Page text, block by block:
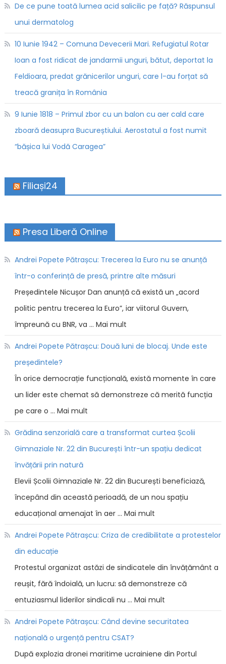
De ce pune toată lumea acid salicilic pe față? Răspunsul
unui dermatolog
10 Iunie 1942 – Comuna Devecerii Mari. Refugiatul Rotar
Ioan a fost ridicat de jandarmii unguri, bătut, deportat la
Feldioara, predat grănicerilor unguri, care l-au forțat să
treacă granița în România
9 Iunie 1818 – Primul zbor cu un balon cu aer cald care
zboară deasupra Bucureștiului. Aerostatul a fost numit
“bășica lui Vodă Caragea”
Filiași24
Presa Liberă Online
Andrei Popete Pătrașcu: Trecerea la Euro nu se anunță
într-o conferință de presă, printre alte măsuri
Președintele Nicușor Dan anunță că există un „acord
politic pentru trecerea la Euro”, iar viitorul Guvern,
împreună cu BNR, va … Mai mult
Andrei Popete Pătrașcu: Două luni de blocaj. Unde este
președintele?
În orice democrație funcțională, există momente în care
un lider este chemat să demonstreze că merită funcția
pe care o … Mai mult
Grădina senzorială care a transformat curtea Școlii
Gimnaziale Nr. 22 din București într-un spațiu dedicat
învățării prin natură
Elevii Școlii Gimnaziale Nr. 22 din București beneficiază,
începând din această perioadă, de un nou spațiu
educațional amenajat în aer … Mai mult
Andrei Popete Pătrașcu: Criza de credibilitate a protestelor
din educație
Protestul organizat astăzi de sindicatele din învățământ a
reușit, fără îndoială, un lucru: să demonstreze că
entuziasmul liderilor sindicali nu … Mai mult
Andrei Popete Pătrașcu: Când devine securitatea
națională o urgență pentru CSAT?
După explozia dronei maritime ucrainiene din Portul